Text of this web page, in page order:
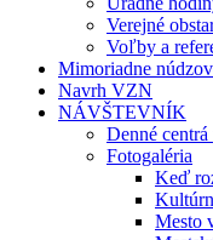
Verejné
Voľby a
Mimoriadne
Navrh VZN
NÁVŠTEVNÍK
Denné
Fotogaléria
Keď
Mesto